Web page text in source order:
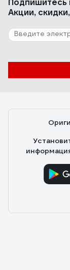
Подпишитесь
Акции,